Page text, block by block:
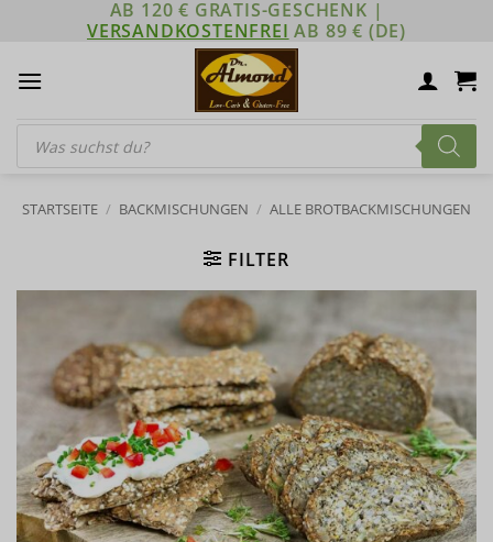
AB 120 € GRATIS-GESCHENK |
VERSANDKOSTENFREI AB 89 € (DE)
Products
search
STARTSEITE / BACKMISCHUNGEN / ALLE BROTBACKMISCHUNGEN
FILTER